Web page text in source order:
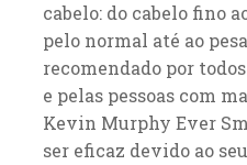
cabelo: do cabelo fino
pelo normal até ao
recomendado por
e pelas pessoas com
Kevin Murphy Ever
ser eficaz devido ao